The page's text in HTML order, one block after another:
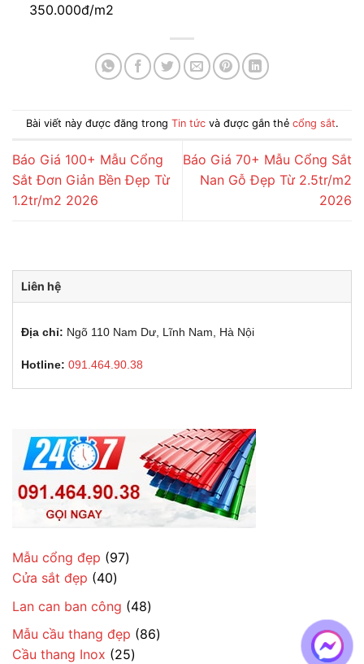
350.000đ/m2
Bài viết này được đăng trong Tin tứcvà được gắn thẻ cổng sắt.
Báo Giá 100+ Mẫu Cổng
Sắt Đơn Giản Bền Đẹp Từ
1.2tr/m2 2026
Báo Giá 70+ Mẫu Cổng Sắt
Nan Gỗ Đẹp Từ 2.5tr/m2
2026
Liên hệ
Địa chỉ: Ngõ 110 Nam Dư, Lĩnh Nam, Hà Nội
Hotline: 091.464.90.38
Mẫu cổng đẹp 9797
phẩm
Cửa sắt đẹp 4040
sản
phẩm
Lan can ban công 4848
sản
phẩm
Mẫu cầu thang đẹp 8686
Cầu thang Inox 2525